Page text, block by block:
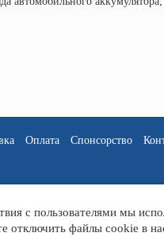
Оплата Спонсорство
с пользователями мы
отключить файлы cookie в